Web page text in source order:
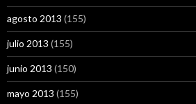
agosto 2013 (155)
julio 2013 (155)
junio 2013 (150)
mayo 2013 (155)